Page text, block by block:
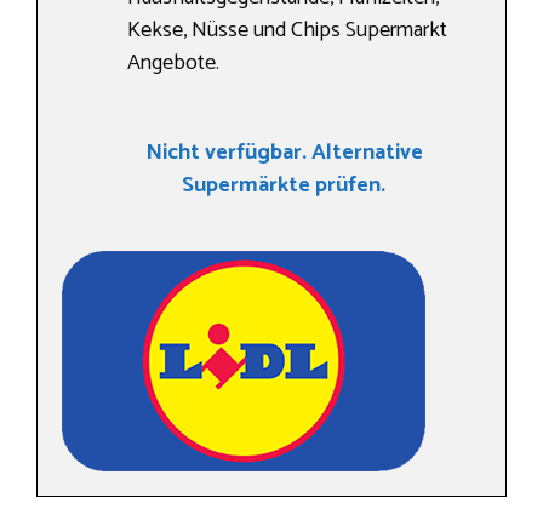
Kekse, Nüsse und Chips Supermarkt
Angebote.
Nicht verfügbar. Alternative
Supermärkte prüfen.